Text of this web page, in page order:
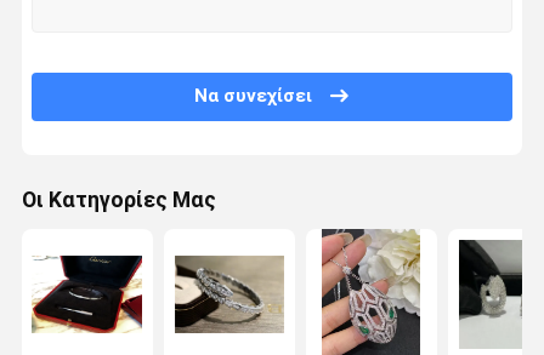
Να συνεχίσει
Οι Κατηγορίες Μας